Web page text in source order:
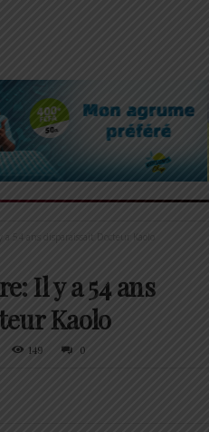
a 54 ans disparaissait Docteur Kaolo
Il y a 54 ans
Kaolo
149 0